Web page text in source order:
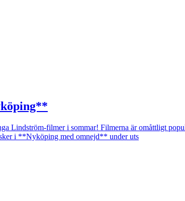
Lindström-filmer i sommar! Filmerna är omåttligt
i **Nyköping med omnejd** under uts